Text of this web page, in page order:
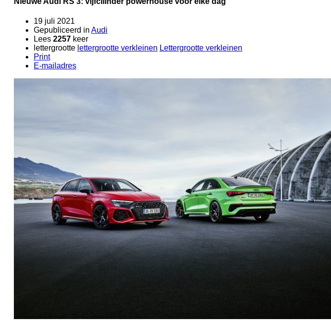
19 juli 2021
Gepubliceerd in Audi
Lees 2257 keer
lettergrootte lettergrootte verkleinen Lettergrootte verkleinen
Print
E-mailadres